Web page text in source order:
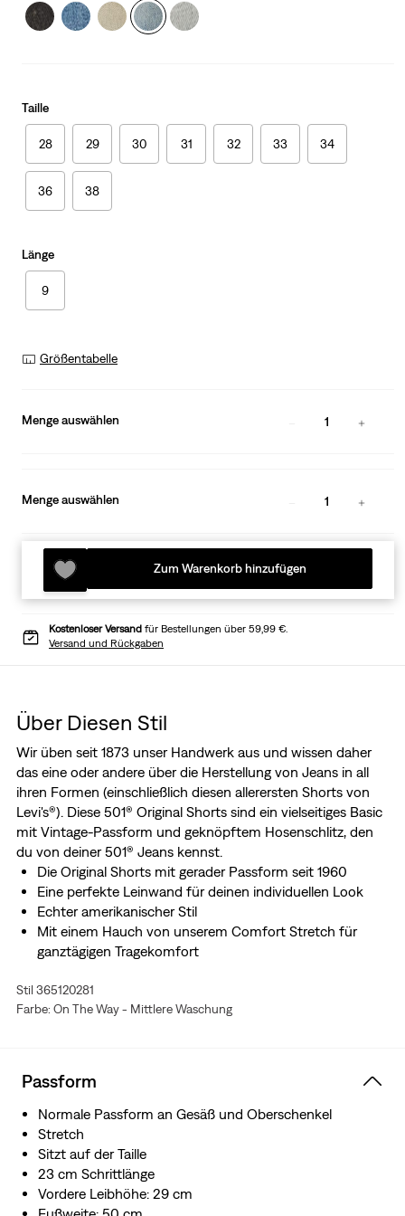
Taille
28 29 30 31 32 33 34
36 38
Länge
9
Größentabelle
Menge auswählen 1
Menge auswählen 1
Zum Warenkorb hinzufügen
Kostenloser Versand für Bestellungen über 59,99 €.
Versand und Rückgaben
Über Diesen Stil
Wir üben seit 1873 unser Handwerk aus und wissen daher
das eine oder andere über die Herstellung von Jeans in all
ihren Formen (einschließlich diesen allerersten Shorts von
Levi's®). Diese 501® Original Shorts sind ein vielseitiges Basic
mit Vintage-Passform und geknöpftem Hosenschlitz, den
du von deiner 501® Jeans kennst.
Die Original Shorts mit gerader Passform seit 1960
Eine perfekte Leinwand für deinen individuellen Look
Echter amerikanischer Stil
Mit einem Hauch von unserem Comfort Stretch für
ganztägigen Tragekomfort
Stil 365120281
Farbe: On The Way - Mittlere Waschung
Passform
Normale Passform an Gesäß und Oberschenkel
Stretch
Sitzt auf der Taille
23 cm Schrittlänge
Vordere Leibhöhe: 29 cm